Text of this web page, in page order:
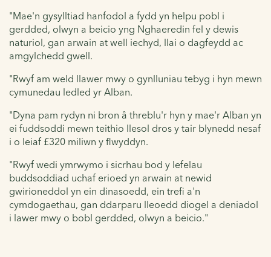
"Mae'n gysylltiad hanfodol a fydd yn helpu pobl i
gerdded, olwyn a beicio yng Nghaeredin fel y dewis
naturiol, gan arwain at well iechyd, llai o dagfeydd ac
amgylchedd gwell.
"Rwyf am weld llawer mwy o gynlluniau tebyg i hyn mewn
cymunedau ledled yr Alban.
"Dyna pam rydyn ni bron â threblu'r hyn y mae'r Alban yn
ei fuddsoddi mewn teithio llesol dros y tair blynedd nesaf
i o leiaf £320 miliwn y flwyddyn.
"Rwyf wedi ymrwymo i sicrhau bod y lefelau
buddsoddiad uchaf erioed yn arwain at newid
gwirioneddol yn ein dinasoedd, ein trefi a'n
cymdogaethau, gan ddarparu lleoedd diogel a deniadol
i lawer mwy o bobl gerdded, olwyn a beicio."